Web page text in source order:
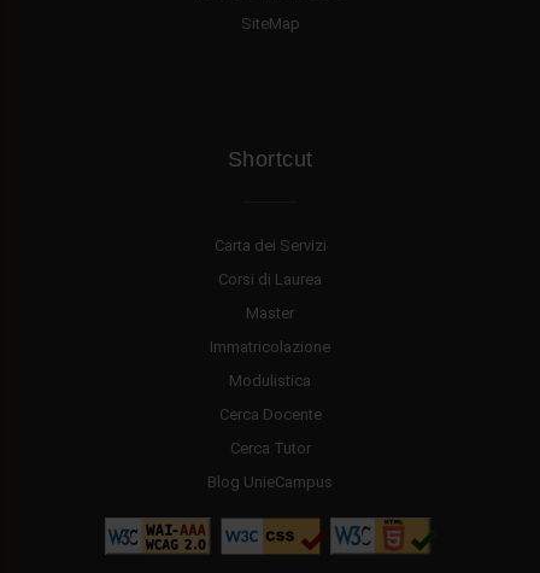
SiteMap
Shortcut
Carta dei Servizi
Corsi di Laurea
Master
Immatricolazione
Modulistica
Cerca Docente
Cerca Tutor
Blog UnieCampus